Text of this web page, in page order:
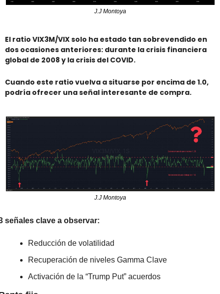
J.J Montoya
El ratio VIX3M/VIX solo ha estado tan sobrevendido en
dos ocasiones anteriores: durante la crisis financiera
global de 2008 y la crisis del COVID.
Cuando este ratio vuelva a situarse por encima de 1.0,
podría ofrecer una señal interesante de compra.
J.J Montoya
señales clave a observar:
Reducción de volatilidad
Recuperación de niveles Gamma Clave
Activación de la “Trump Put” acuerdos